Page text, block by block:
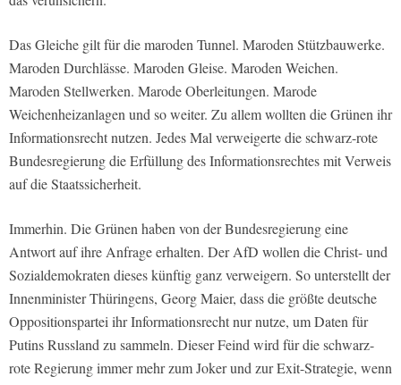
Das Gleiche gilt für die maroden Tunnel. Maroden Stützbauwerke.
Maroden Durchlässe. Maroden Gleise. Maroden Weichen.
Maroden Stellwerken. Marode Oberleitungen. Marode
Weichenheizanlagen und so weiter. Zu allem wollten die Grünen ihr
Informationsrecht nutzen. Jedes Mal verweigerte die schwarz-rote
Bundesregierung die Erfüllung des Informationsrechtes mit Verweis
auf die Staatssicherheit.
Immerhin. Die Grünen haben von der Bundesregierung eine
Antwort auf ihre Anfrage erhalten. Der AfD wollen die Christ- und
Sozialdemokraten dieses künftig ganz verweigern. So unterstellt der
Innenminister Thüringens, Georg Maier, dass die größte deutsche
Oppositionspartei ihr Informationsrecht nur nutze, um Daten für
Putins Russland zu sammeln. Dieser Feind wird für die schwarz-
rote Regierung immer mehr zum Joker und zur Exit-Strategie, wenn